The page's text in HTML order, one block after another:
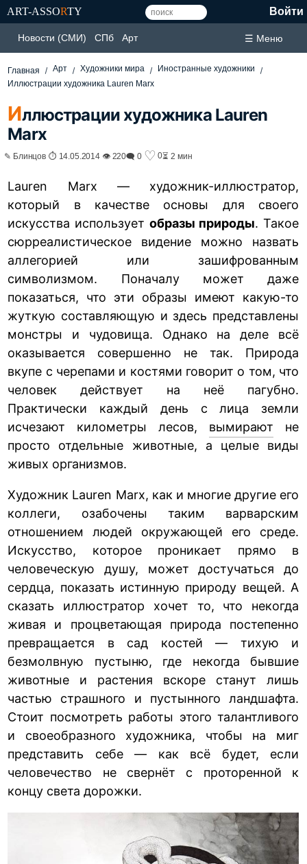
ART-ASSORTY Войти
Новости (СМИ) СПб Арт ☰ Меню
Главная Арт Художники мира
Иностранные художники
Иллюстрации художника Lauren Marx
Иллюстрации художника Lauren
Marx
✎ Блинцов ⏱ 14.05.2014 👁 220🗨 0 ♡ 0⏳ 2 мин
Lauren Marx — художник-иллюстратор,
который в качестве основы для своего
искусства использует образы природы. Такое
сюрреалистическое видение можно назвать
аллегорией или зашифрованным
символизмом. Поначалу может даже
показаться, что эти образы имеют какую-то
жуткую составляющую и здесь представлены
монстры и чудовища. Однако на деле всё
оказывается совершенно не так. Природа
вкупе с черепами и костями говорит о том, что
человек действует на неё пагубно.
Практически каждый день с лица земли
исчезают километры лесов, вымирают не
просто отдельные животные, а целые виды
живых организмов.
Художник Lauren Marx, как и многие другие его
коллеги, озабочены таким варварским
отношением людей окружающей его среде.
Искусство, которое проникает прямо в
человеческую душу, может достучаться до
сердца, показать истинную природу вещей. А
сказать иллюстратор хочет то, что некогда
живая и процветающая природа постепенно
превращается в сад костей — тихую и
безмолвную пустыню, где некогда бывшие
животные и растения вскоре станут лишь
частью страшного и пустынного ландшафта.
Стоит посмотреть работы этого талантливого
и своеобразного художника, чтобы на миг
представить себе — как всё будет, если
человечество не свернёт с проторенной к
концу света дорожки.